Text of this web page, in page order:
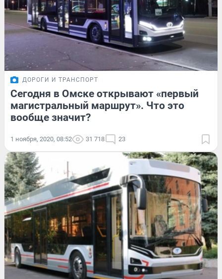
ДОРОГИ И ТРАНСПОРТ
Сегодня в Омске открывают «первый
магистральный маршрут». Что это
вообще значит?
1 ноября, 2020, 08:52 31 718 23